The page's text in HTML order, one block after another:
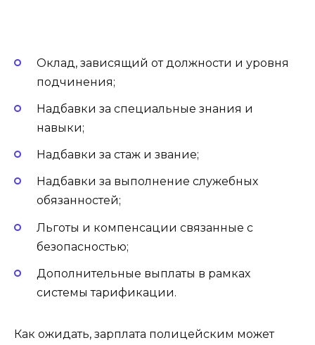
Оклад, зависящий от должности и уровня
подчинения;
Надбавки за специальные знания и
навыки;
Надбавки за стаж и звание;
Надбавки за выполнение служебных
обязанностей;
Льготы и компенсации связанные с
безопасностью;
Дополнительные выплаты в рамках
системы тарификации.
Как ожидать, зарплата полицейским может